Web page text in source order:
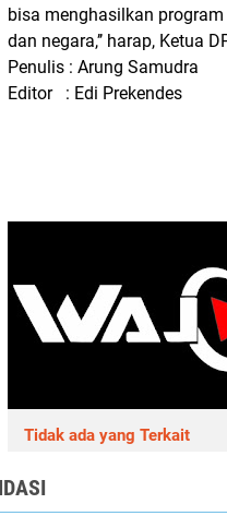
bisa menghasilkan
dan negara,’’ harap, Ketua
Penulis : Arung Samudra
Editor : Edi Prekendes
Tidak ada yang Terkait